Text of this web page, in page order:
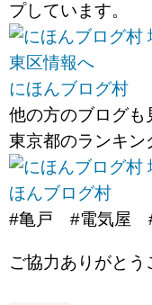
プしています。
にほんブログ村
他の方のブログも
東京都のランキン
ほんブログ村
#亀戸 #電気屋 #
ご協力ありがとう